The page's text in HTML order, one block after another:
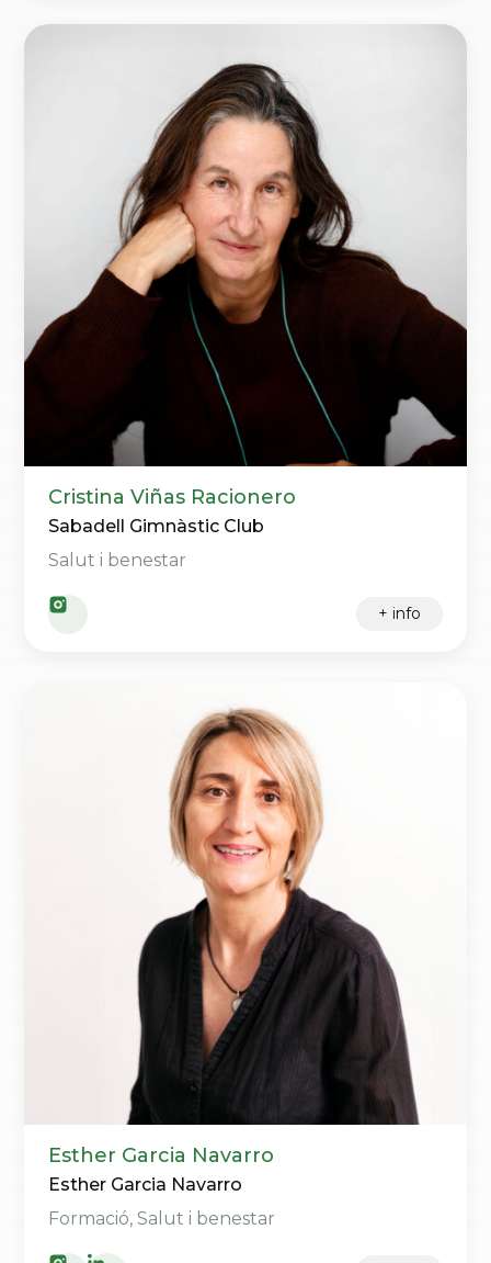
Cristina Viñas Racionero
Sabadell Gimnàstic Club
Salut i benestar
+ info
Esther Garcia Navarro
Esther Garcia Navarro
Formació, Salut i benestar